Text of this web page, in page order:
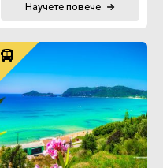
Научете повече